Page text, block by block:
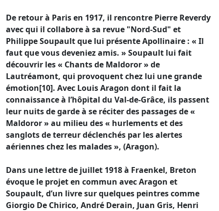
De retour à Paris en 1917, il rencontre Pierre Reverdy
avec qui il collabore à sa revue "Nord-Sud" et
Philippe Soupault que lui présente Apollinaire : « Il
faut que vous deveniez amis. » Soupault lui fait
découvrir les « Chants de Maldoror » de
Lautréamont, qui provoquent chez lui une grande
émotion[10]. Avec Louis Aragon dont il fait la
connaissance à l’hôpital du Val-de-Grâce, ils passent
leur nuits de garde à se réciter des passages de «
Maldoror » au milieu des « hurlements et des
sanglots de terreur déclenchés par les alertes
aériennes chez les malades », (Aragon).
Dans une lettre de juillet 1918 à Fraenkel, Breton
évoque le projet en commun avec Aragon et
Soupault, d’un livre sur quelques peintres comme
Giorgio De Chirico, André Derain, Juan Gris, Henri